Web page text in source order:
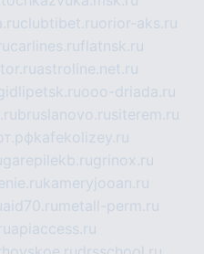
clubtibet.ruorior-aks.ru
carlines.ruflatnsk.ru
astroline.net.ru
ooo-driada.ru
bruslanovo.rusiterem.ru
kafekolizey.ru
grinox.ru
kameryjooan.ru
aid70.ru metall-perm.ru
apiaccess.ru